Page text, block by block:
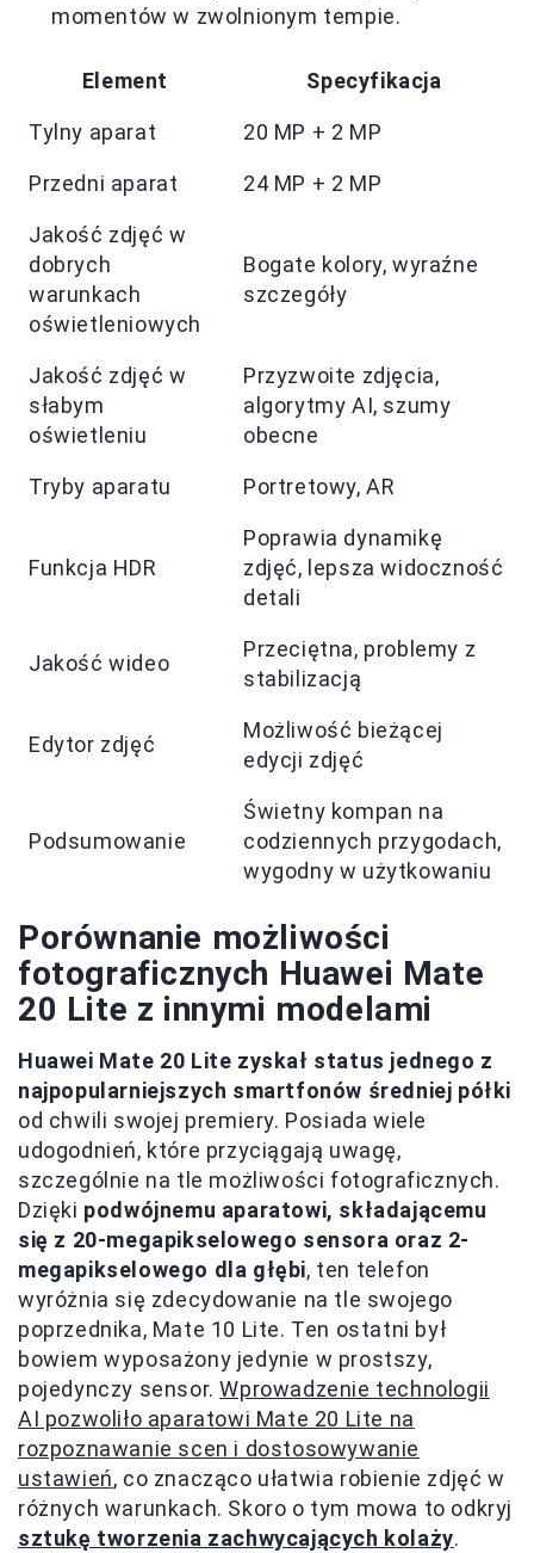
momentów w zwolnionym tempie.
Element Specyfikacja
Tylny aparat 20 MP + 2 MP
Przedni aparat 24 MP + 2 MP
Jakość zdjęć w
dobrych
warunkach
oświetleniowych
Bogate kolory, wyraźne
szczegóły
Jakość zdjęć w
słabym
oświetleniu
Przyzwoite zdjęcia,
algorytmy AI, szumy
obecne
Tryby aparatu Portretowy, AR
Funkcja HDR
Poprawia dynamikę
zdjęć, lepsza widoczność
detali
Jakość wideo
Przeciętna, problemy z
stabilizacją
Edytor zdjęć
Możliwość bieżącej
edycji zdjęć
Podsumowanie
Świetny kompan na
codziennych przygodach,
wygodny w użytkowaniu
Porównanie możliwości
fotograficznych Huawei Mate
20 Lite z innymi modelami
Huawei Mate 20 Lite zyskał status jednego z
najpopularniejszych smartfonów średniej półki
od chwili swojej premiery. Posiada wiele
udogodnień, które przyciągają uwagę,
szczególnie na tle możliwości fotograficznych.
Dzięki podwójnemu aparatowi, składającemu
się z 20-megapikselowego sensora oraz 2-
megapikselowego dla głębi, ten telefon
wyróżnia się zdecydowanie na tle swojego
poprzednika, Mate 10 Lite. Ten ostatni był
bowiem wyposażony jedynie w prostszy,
pojedynczy sensor.Wprowadzenie technologii
AI pozwoliło aparatowi Mate 20 Lite na
rozpoznawanie scen i dostosowywanie
ustawień, co znacząco ułatwia robienie zdjęć w
różnych warunkach. Skoro o tym mowa to odkryj
sztukę tworzenia zachwycających kolaży.